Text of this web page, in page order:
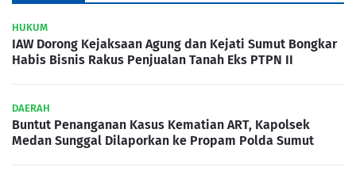
HUKUM
IAW Dorong Kejaksaan Agung dan Kejati Sumut Bongkar
Habis Bisnis Rakus Penjualan Tanah Eks PTPN II
DAERAH
Buntut Penanganan Kasus Kematian ART, Kapolsek
Medan Sunggal Dilaporkan ke Propam Polda Sumut